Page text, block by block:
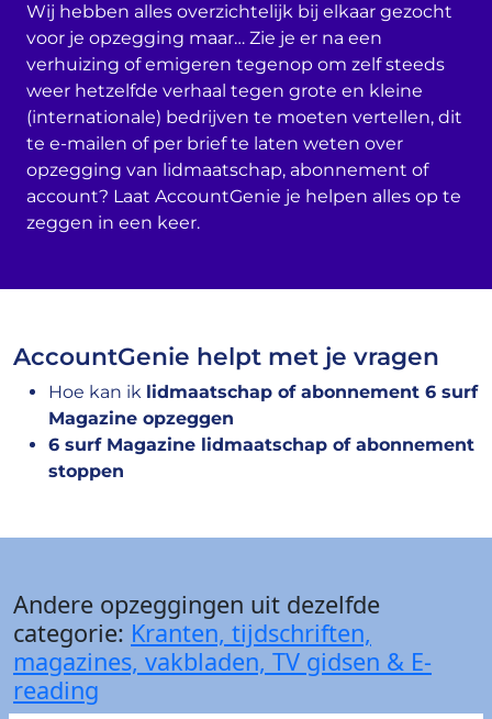
Wij hebben alles overzichtelijk bij elkaar gezocht
voor je opzegging maar… Zie je er na een
verhuizing of emigeren tegenop om zelf steeds
weer hetzelfde verhaal tegen grote en kleine
(internationale) bedrijven te moeten vertellen, dit
te e-mailen of per brief te laten weten over
opzegging van lidmaatschap, abonnement of
account? Laat AccountGenie je helpen alles op te
zeggen in een keer.
AccountGenie helpt met je vragen
Hoe kan ik lidmaatschap of abonnement 6 surf
Magazine opzeggen
6 surf Magazine lidmaatschap of abonnement
stoppen
Andere opzeggingen uit dezelfde
categorie: Kranten, tijdschriften,
magazines, vakbladen, TV gidsen & E-
reading